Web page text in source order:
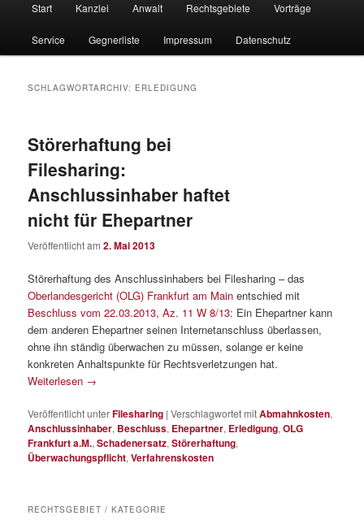
Start Kanzlei Anwalt Rechtsgebiete Vorträge
Service Gegnerliste Impressum Datenschutz
SCHLAGWORTARCHIV: ERLEDIGUNG
Störerhaftung bei
Filesharing:
Anschlussinhaber haftet
nicht für Ehepartner
Veröffentlicht am2. Mai 2013
Störerhaftung des Anschlussinhabers bei Filesharing – das
Oberlandesgericht (OLG) Frankfurt am Main entschied mit
Beschluss vom 22.03.2013, Az. 11 W 8/13: Ein Ehepartner kann
dem anderen Ehepartner seinen Internetanschluss überlassen,
ohne ihn ständig überwachen zu müssen, solange er keine
konkreten Anhaltspunkte für Rechtsverletzungen hat.
Weiterlesen →
Veröffentlicht unterFilesharing |Verschlagwortet mitAbmahnkosten,
Anschlussinhaber, Beschluss, Ehepartner, Erledigung,OLG
Frankfurt a.M.,Schadenersatz,Störerhaftung,
Überwachungspflicht,Verfahrenskosten
RECHTSGEBIET / KATEGORIE